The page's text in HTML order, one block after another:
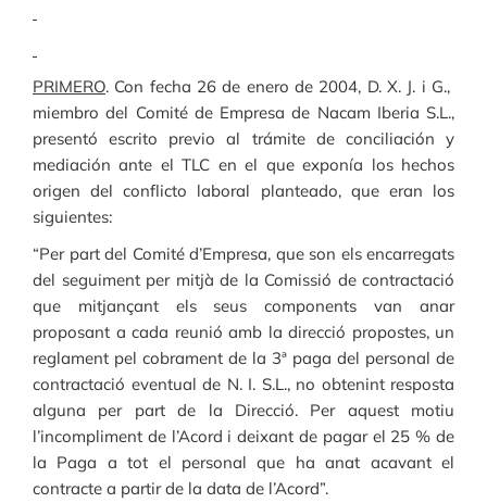
PRIMERO. Con fecha 26 de enero de 2004, D. X. J. i G.,
miembro del Comité de Empresa de Nacam Iberia S.L.,
presentó escrito previo al trámite de conciliación y
mediación ante el TLC en el que exponía los hechos
origen del conflicto laboral planteado, que eran los
siguientes:
“Per part del Comité d’Empresa, que son els encarregats
del seguiment per mitjà de la Comissió de contractació
que mitjançant els seus components van anar
proposant a cada reunió amb la direcció propostes, un
reglament pel cobrament de la 3ª paga del personal de
contractació eventual de N. I. S.L., no obtenint resposta
alguna per part de la Direcció. Per aquest motiu
l’incompliment de l’Acord i deixant de pagar el 25 % de
la Paga a tot el personal que ha anat acavant el
contracte a partir de la data de l’Acord”.